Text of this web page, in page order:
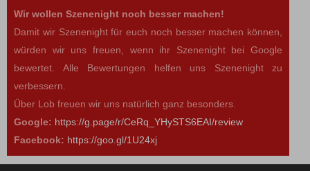
Wir wollen Szenenight noch besser machen!
Damit wir Szenenight für euch noch besser machen können,
würden wir uns freuen, wenn ihr Szenenight bei Google
bewertet. Alle Bewertungen helfen uns Szenenight zu
verbessern.
Über Lob freuen wir uns natürlich ganz besonders.
Google: https://g.page/r/CeRq_YHySTS6EAI/review
Facebook: https://goo.gl/1U24xj